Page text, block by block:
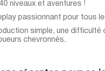
niveaux et aventures !
passionnant pour tous
simple, une
chevronnés.